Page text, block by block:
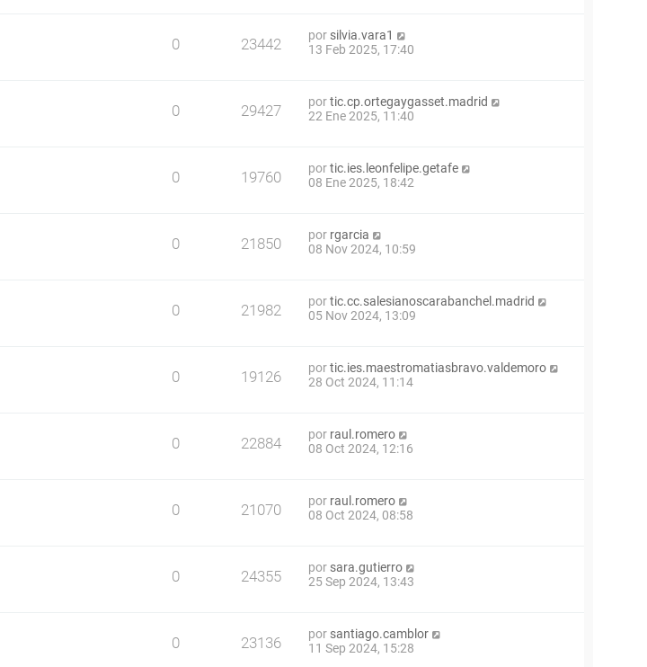
0 23442 por silvia.vara1
13 Feb 2025, 17:40
0 29427 portic.cp.ortegaygasset.madrid
22 Ene 2025, 11:40
0 19760 portic.ies.leonfelipe.getafe
08 Ene 2025, 18:42
0 21850 por rgarcia
08 Nov 2024, 10:59
0 21982 portic.cc.salesianoscarabanchel.madrid
05 Nov 2024, 13:09
0 19126 portic.ies.maestromatiasbravo.valdemoro
28 Oct 2024, 11:14
0 22884 por raul.romero
08 Oct 2024, 12:16
0 21070 por raul.romero
08 Oct 2024, 08:58
0 24355 por sara.gutierro
25 Sep 2024, 13:43
0 23136 por santiago.camblor
11 Sep 2024, 15:28